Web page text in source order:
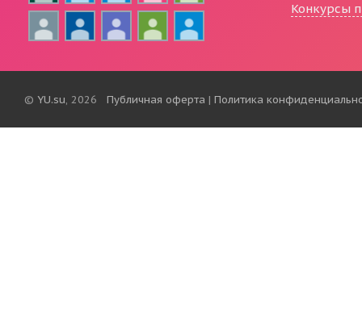
Конкурсы
© YU.su, 2026 Публичная оферта | Политика